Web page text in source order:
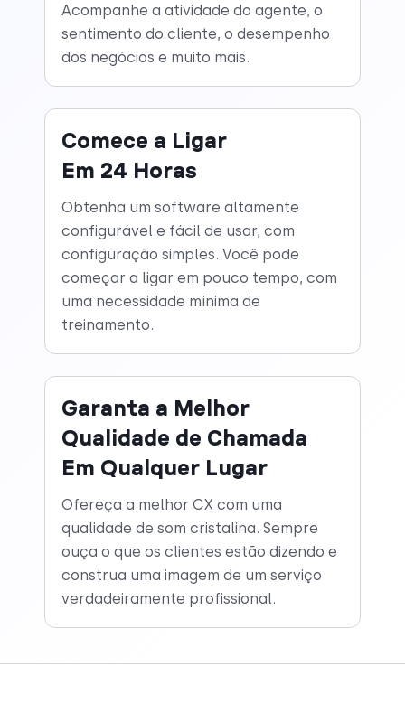
Acompanhe a atividade do agente, o
sentimento do cliente, o desempenho
dos negócios e muito mais.
Comece a Ligar
Em 24 Horas
Obtenha um software altamente
configurável e fácil de usar, com
configuração simples. Você pode
começar a ligar em pouco tempo, com
uma necessidade mínima de
treinamento.
Garanta a Melhor
Qualidade de Chamada
Em Qualquer Lugar
Ofereça a melhor CX com uma
qualidade de som cristalina. Sempre
ouça o que os clientes estão dizendo e
construa uma imagem de um serviço
verdadeiramente profissional.